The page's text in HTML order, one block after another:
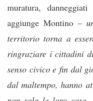
muratura,
aggiunge Montino –
territorio torna a
ringraziare i cittadini
senso civico e fin dal
dal maltempo, hanno